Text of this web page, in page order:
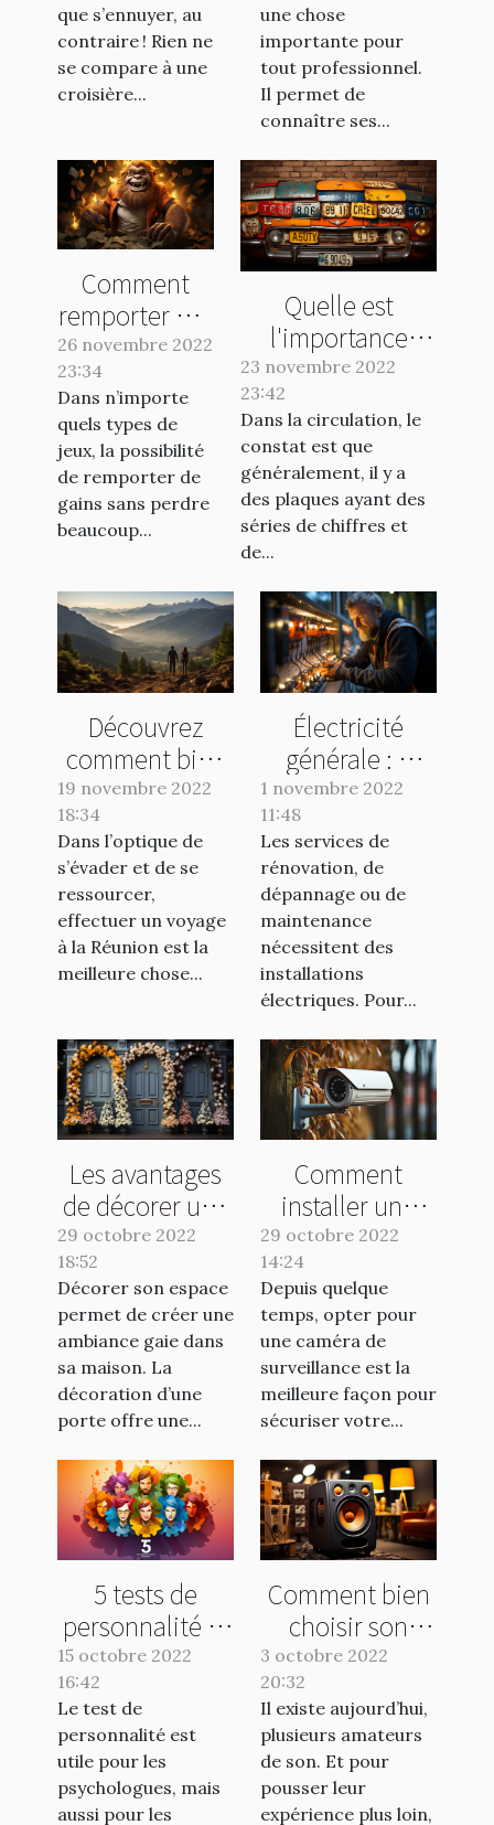
que s’ennuyer, au
contraire ! Rien ne
se compare à une
croisière...
une chose
importante pour
tout professionnel.
Il permet de
connaître ses...
Comment
remporter des
gains en
jouant au
Crash Casino
?
26 novembre 2022
23:34
Dans n’importe
quels types de
jeux, la possibilité
de remporter de
gains sans perdre
beaucoup...
Quelle est
l'importance
d'une plaque
d'immatriculation
?
23 novembre 2022
23:42
Dans la circulation, le
constat est que
généralement, il y a
des plaques ayant des
séries de chiffres et
de...
Découvrez
comment bien
organiser vos
voyages à la
Réunion
19 novembre 2022
18:34
Dans l’optique de
s’évader et de se
ressourcer,
effectuer un voyage
à la Réunion est la
meilleure chose...
Électricité
générale : à
quel spécialiste
s’adresser ?
1 novembre 2022
11:48
Les services de
rénovation, de
dépannage ou de
maintenance
nécessitent des
installations
électriques. Pour...
Les avantages
de décorer une
porte
29 octobre 2022
18:52
Décorer son espace
permet de créer une
ambiance gaie dans
sa maison. La
décoration d’une
porte offre une...
Comment
installer une
caméra de
surveillance
sans fil ?
29 octobre 2022
14:24
Depuis quelque
temps, opter pour
une caméra de
surveillance est la
meilleure façon pour
sécuriser votre...
5 tests de
personnalité et
leurs avantages
15 octobre 2022
16:42
Le test de
personnalité est
utile pour les
psychologues, mais
aussi pour les
Comment bien
choisir son
caisson de
3 octobre 2022
20:32
Il existe aujourd’hui,
plusieurs amateurs
de son. Et pour
pousser leur
expérience plus loin,